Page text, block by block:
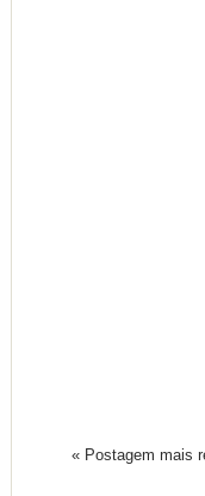
« Postagem mais